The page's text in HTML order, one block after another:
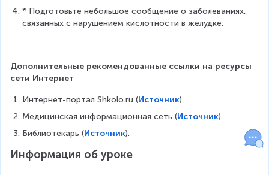
* Подготовьте небольшое сообщение о заболеваниях,
связанных с нарушением кислотности в желудке.
Дополнительные рекомендованные ссылки на ресурсы
сети Интернет
Интернет-портал Shkolo.ru (Источник).
Медицинская информационная сеть (Источник).
Библиотекарь (Источник).
Информация об уроке